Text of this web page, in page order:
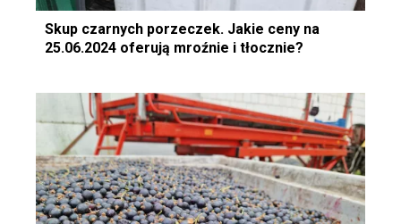
Skup czarnych porzeczek. Jakie ceny na
25.06.2024 oferują mroźnie i tłocznie?